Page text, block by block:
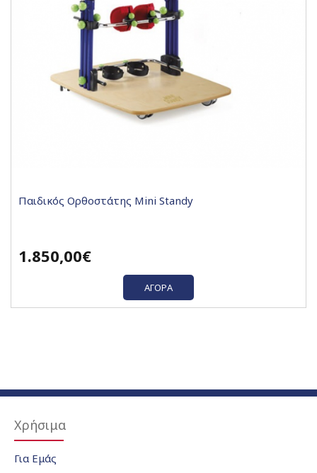
Παιδικός Ορθοστάτης Mini Standy
1.850,00€
ΑΓΟΡΆ
Χρήσιμα
Για Εμάς